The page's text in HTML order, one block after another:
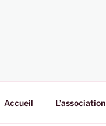
Accueil L’association